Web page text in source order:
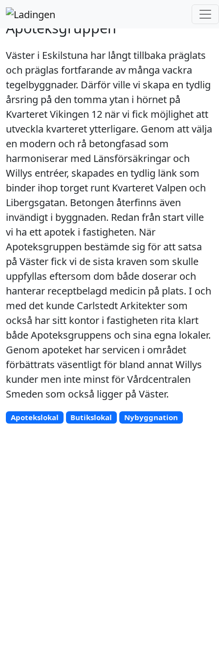
Ladingen
Apoteksgruppen
Väster i Eskilstuna har långt tillbaka präglats
och präglas fortfarande av många vackra
tegelbyggnader. Därför ville vi skapa en tydlig
årsring på den tomma ytan i hörnet på
Kvarteret Vikingen 12 när vi fick möjlighet att
utveckla kvarteret ytterligare. Genom att välja
en modern och rå betongfasad som
harmoniserar med Länsförsäkringar och
Willys entréer, skapades en tydlig länk som
binder ihop torget runt Kvarteret Valpen och
Libergsgatan. Betongen återfinns även
invändigt i byggnaden. Redan från start ville
vi ha ett apotek i fastigheten. När
Apoteksgruppen bestämde sig för att satsa
på Väster fick vi de sista kraven som skulle
uppfyllas eftersom dom både doserar och
hanterar receptbelagd medicin på plats. I och
med det kunde Carlstedt Arkitekter som
också har sitt kontor i fastigheten rita klart
både Apoteksgruppens och sina egna lokaler.
Genom apoteket har servicen i området
förbättrats väsentligt för bland annat Willys
kunder men inte minst för Vårdcentralen
Smeden som också ligger på Väster.
Apotekslokal Butikslokal Nybyggnation